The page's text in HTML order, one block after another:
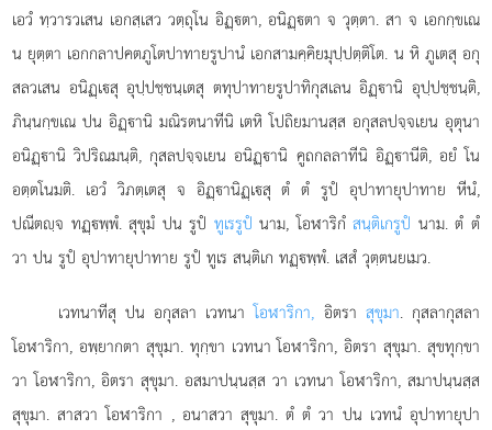
เอวํ ทฺวารวเสน เอกสฺเสว วตฺถุโน อิฏฺตา, อนิฏฺตา จ วุตฺตา. สา จ เอกกฺขเณ
น ยุตฺตา เอกกลาปคตภูโตปาทายรูปานํ เอกสามคฺคิยมุปฺปตฺติโต. น หิ ภูเตสุ อกุ
สลวเสน อนิฏฺเสุอุปฺปชฺชนฺเตสุ ตทุปาทายรูปาทิกุสเลน อิฏฺานิ อุปฺปชฺชนฺติ,
ภินฺนกฺขเณ ปน อิฏฺานิ มณิรตนาทีนิ เตหิ โปถิยมานสฺส อกุสลปจฺจเยน อุตุนา
อนิฏฺานิ วิปริณมนฺติ, กุสลปจฺจเยน อนิฏฺานิ คูถกลลาทีนิ อิฏฺานีติ, อยํ โน
อตฺตโนมติ. เอวํ วิภตฺเตสุ จ อิฏฺานิฏฺเสุ ตํ ตํ รูปํ อุปาทายุปาทาย หีนํ,
ปณีตฺจ ทฏฺพฺพํ. สุขุมํ ปน รูปํ ทูเรรูปํ นาม, โอฬาริกํสนฺติเกรูปํ นาม. ตํ ตํ
วา ปน รูปํ อุปาทายุปาทาย รูปํ ทูเร สนฺติเก ทฏฺพฺพํ. เสสํ วุตฺตนยเมว.
เวทนาทีสุ ปน อกุสลา เวทนาโอฬาริกา, อิตรา สุขุมา. กุสลากุสลา
โอฬาริกา, อพฺยากตา สุขุมา. ทุกฺขา เวทนา โอฬาริกา, อิตรา สุขุมา. สุขทุกฺขา
วา โอฬาริกา, อิตรา สุขุมา. อสมาปนฺนสฺส วา เวทนา โอฬาริกา, สมาปนฺนสฺส
สุขุมา. สาสวา โอฬาริกา , อนาสวา สุขุมา. ตํ ตํ วา ปน เวทนํ อุปาทายุปา